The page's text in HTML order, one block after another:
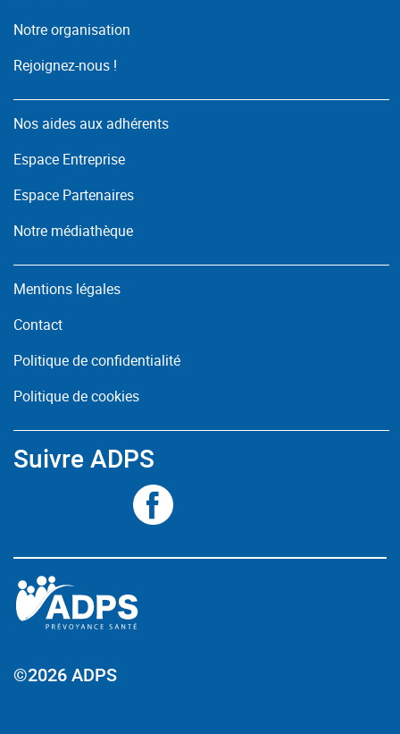
Notre organisation
Rejoignez-nous !
Nos aides aux adhérents
Espace Entreprise
Espace Partenaires
Notre médiathèque
Mentions légales
Contact
Politique de confidentialité
Politique de cookies
Suivre ADPS
©2026 ADPS